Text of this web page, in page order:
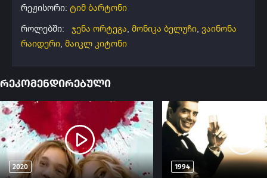
რეჟისორი: ტიმ ბარტონი
როლებში:
ჯენა ორტეგა, მონიკა ბელუჩი, ვაინონა
რაიდერი, მაიკლ კიტონი
რეკომენდირებული
2020 1994